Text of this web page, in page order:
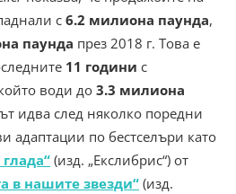
с 6.2 милиона паунда,
паунда през 2018 г. Това е
11 години с
води до 3.3 милиона
идва след няколко поредни
адаптации по бестселъри като
(изд. „Екслибрис“) от
в нашите звезди“ (изд.